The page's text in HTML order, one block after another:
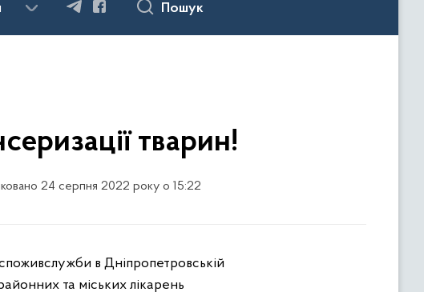
Пошук
тварин!
24 серпня 2022 року о 15:22
в Дніпропетровській
та міських лікарень